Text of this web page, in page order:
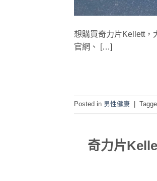
想購買奇力片Kellett，
官網、 […]
Posted in 男性健康
奇力片